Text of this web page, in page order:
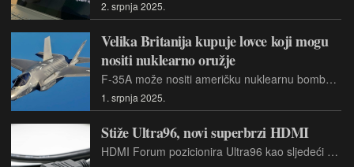
2. srpnja 2025.
Velika Britanija kupuje lovce koji mogu
nositi nuklearno oružje
F-35A može nositi američku nuklearnu bombu B61-12, tešku nešto više od 362 kilograma. Riječ je o gravitacijskom oružju, koje nema pogonski sustav.
1. srpnja 2025.
Stiže Ultra96, novi superbrzi HDMI
HDMI Forum pozicionira Ultra96 kao sljedeći korak nakon sadašnjih kabela ultra velike brzine (do 48 Gbps), s podrškom brzine prijenosa podataka do 64, 80 ili 96 Gbps.